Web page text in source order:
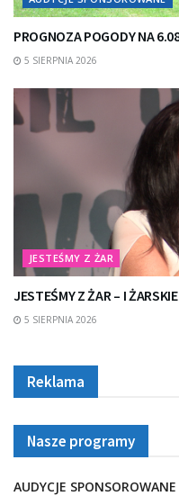
PROGNOZA POGODY NA
5 SIERPNIA 2026
JESTEŚMY Z ŻAR
JESTEŚMY Z ŻAR – I
5 SIERPNIA 2026
Reklama
Nasze programy
AUDYCJE SPONSOROWANE